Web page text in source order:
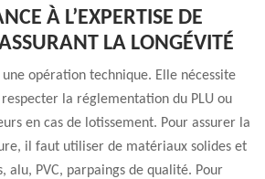
À L’EXPERTISE DE
LA LONGÉVITÉ
opération technique. Elle nécessite
la réglementation du PLU ou
en cas de lotissement. Pour assurer la
il faut utiliser de matériaux solides et
alu, PVC, parpaings de qualité. Pour